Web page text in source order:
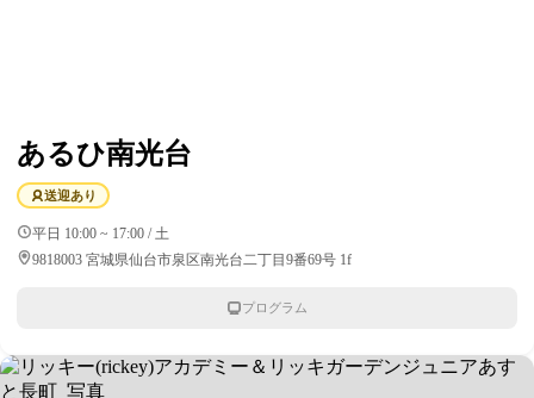
あるひ南光台
送迎あり
平日 10:00 ~ 17:00 / 土
9818003 宮城県仙台市泉区南光台二丁目9番69号 1f
プログラム